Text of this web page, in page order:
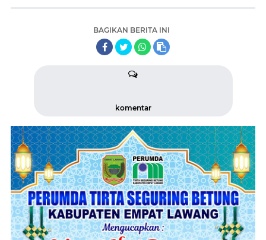
BAGIKAN BERITA INI
komentar